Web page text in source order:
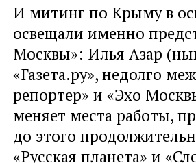
И митинг по Крыму в
освещали именно
Москвы»: Илья Азар
«Газета.ру», недолго
репортер» и «Эхо
меняет места работы,
до этого
«Русская планета» и